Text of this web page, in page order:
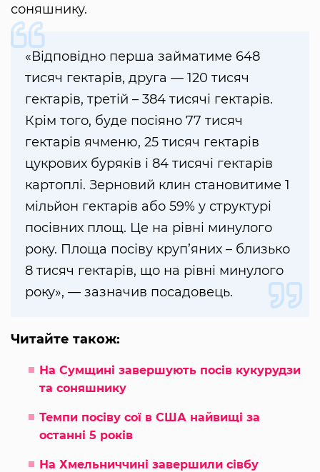
соняшнику.
«Відповідно перша займатиме 648
тисяч гектарів, друга — 120 тисяч
гектарів, третій – 384 тисячі гектарів.
Крім того, буде посіяно 77 тисяч
гектарів ячменю, 25 тисяч гектарів
цукрових буряків і 84 тисячі гектарів
картоплі. Зерновий клин становитиме 1
мільйон гектарів або 59% у структурі
посівних площ. Це на рівні минулого
року. Площа посіву круп’яних – близько
8 тисяч гектарів, що на рівні минулого
року», — зазначив посадовець.
Читайте також:
На Сумщині завершують посів кукурудзи
та соняшнику
Темпи посіву сої в США найвищі за
останні 5 років
На Хмельниччині завершили сівбу